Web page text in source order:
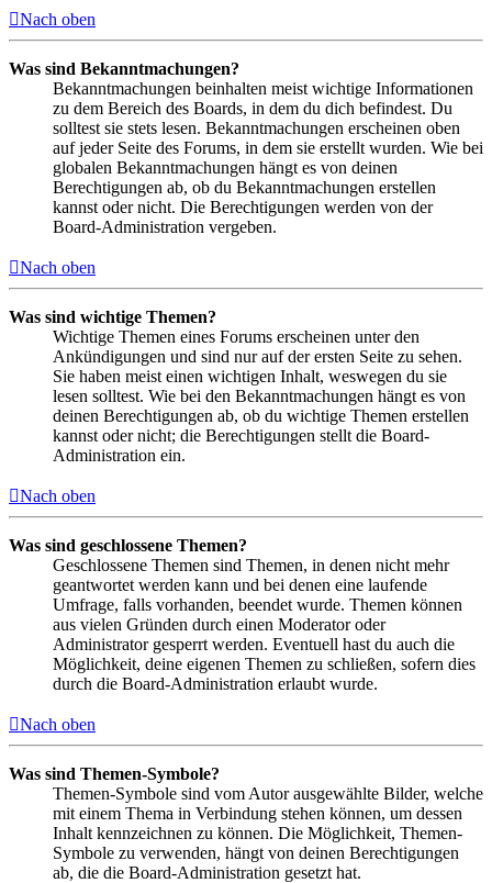
Nach oben
Was sind Bekanntmachungen?
Bekanntmachungen beinhalten meist wichtige Informationen
zu dem Bereich des Boards, in dem du dich befindest. Du
solltest sie stets lesen. Bekanntmachungen erscheinen oben
auf jeder Seite des Forums, in dem sie erstellt wurden. Wie bei
globalen Bekanntmachungen hängt es von deinen
Berechtigungen ab, ob du Bekanntmachungen erstellen
kannst oder nicht. Die Berechtigungen werden von der
Board-Administration vergeben.
Nach oben
Was sind wichtige Themen?
Wichtige Themen eines Forums erscheinen unter den
Ankündigungen und sind nur auf der ersten Seite zu sehen.
Sie haben meist einen wichtigen Inhalt, weswegen du sie
lesen solltest. Wie bei den Bekanntmachungen hängt es von
deinen Berechtigungen ab, ob du wichtige Themen erstellen
kannst oder nicht; die Berechtigungen stellt die Board-
Administration ein.
Nach oben
Was sind geschlossene Themen?
Geschlossene Themen sind Themen, in denen nicht mehr
geantwortet werden kann und bei denen eine laufende
Umfrage, falls vorhanden, beendet wurde. Themen können
aus vielen Gründen durch einen Moderator oder
Administrator gesperrt werden. Eventuell hast du auch die
Möglichkeit, deine eigenen Themen zu schließen, sofern dies
durch die Board-Administration erlaubt wurde.
Nach oben
Was sind Themen-Symbole?
Themen-Symbole sind vom Autor ausgewählte Bilder, welche
mit einem Thema in Verbindung stehen können, um dessen
Inhalt kennzeichnen zu können. Die Möglichkeit, Themen-
Symbole zu verwenden, hängt von deinen Berechtigungen
ab, die die Board-Administration gesetzt hat.